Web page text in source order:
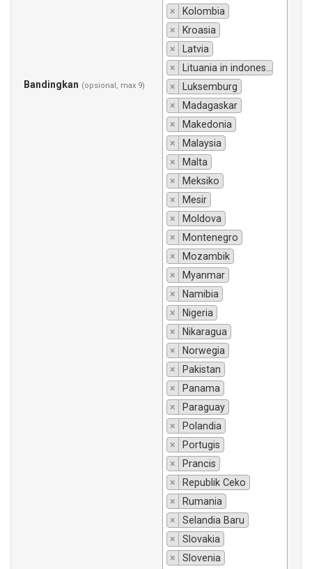
Bandingkan (opsional, max 9)
×
Kolombia
×
Kroasia
×
Latvia
×
Lituania in indonesiano si traduce "Lituania".
×
Luksemburg
×
Madagaskar
×
Makedonia
×
Malaysia
×
Malta
×
Meksiko
×
Mesir
×
Moldova
×
Montenegro
×
Mozambik
×
Myanmar
×
Namibia
×
Nigeria
×
Nikaragua
×
Norwegia
×
Pakistan
×
Panama
×
Paraguay
×
Polandia
×
Portugis
×
Prancis
×
Republik Ceko
×
Rumania
×
Selandia Baru
×
Slovakia
×
Slovenia